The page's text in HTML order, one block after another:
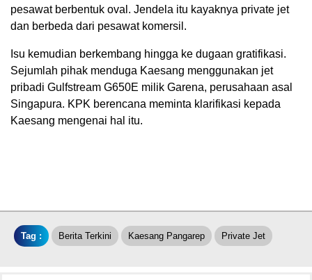
pesawat berbentuk oval. Jendela itu kayaknya private jet
dan berbeda dari pesawat komersil.
Isu kemudian berkembang hingga ke dugaan gratifikasi.
Sejumlah pihak menduga Kaesang menggunakan jet
pribadi Gulfstream G650E milik Garena, perusahaan asal
Singapura. KPK berencana meminta klarifikasi kepada
Kaesang mengenai hal itu.
Tag : Berita Terkini Kaesang Pangarep Private Jet